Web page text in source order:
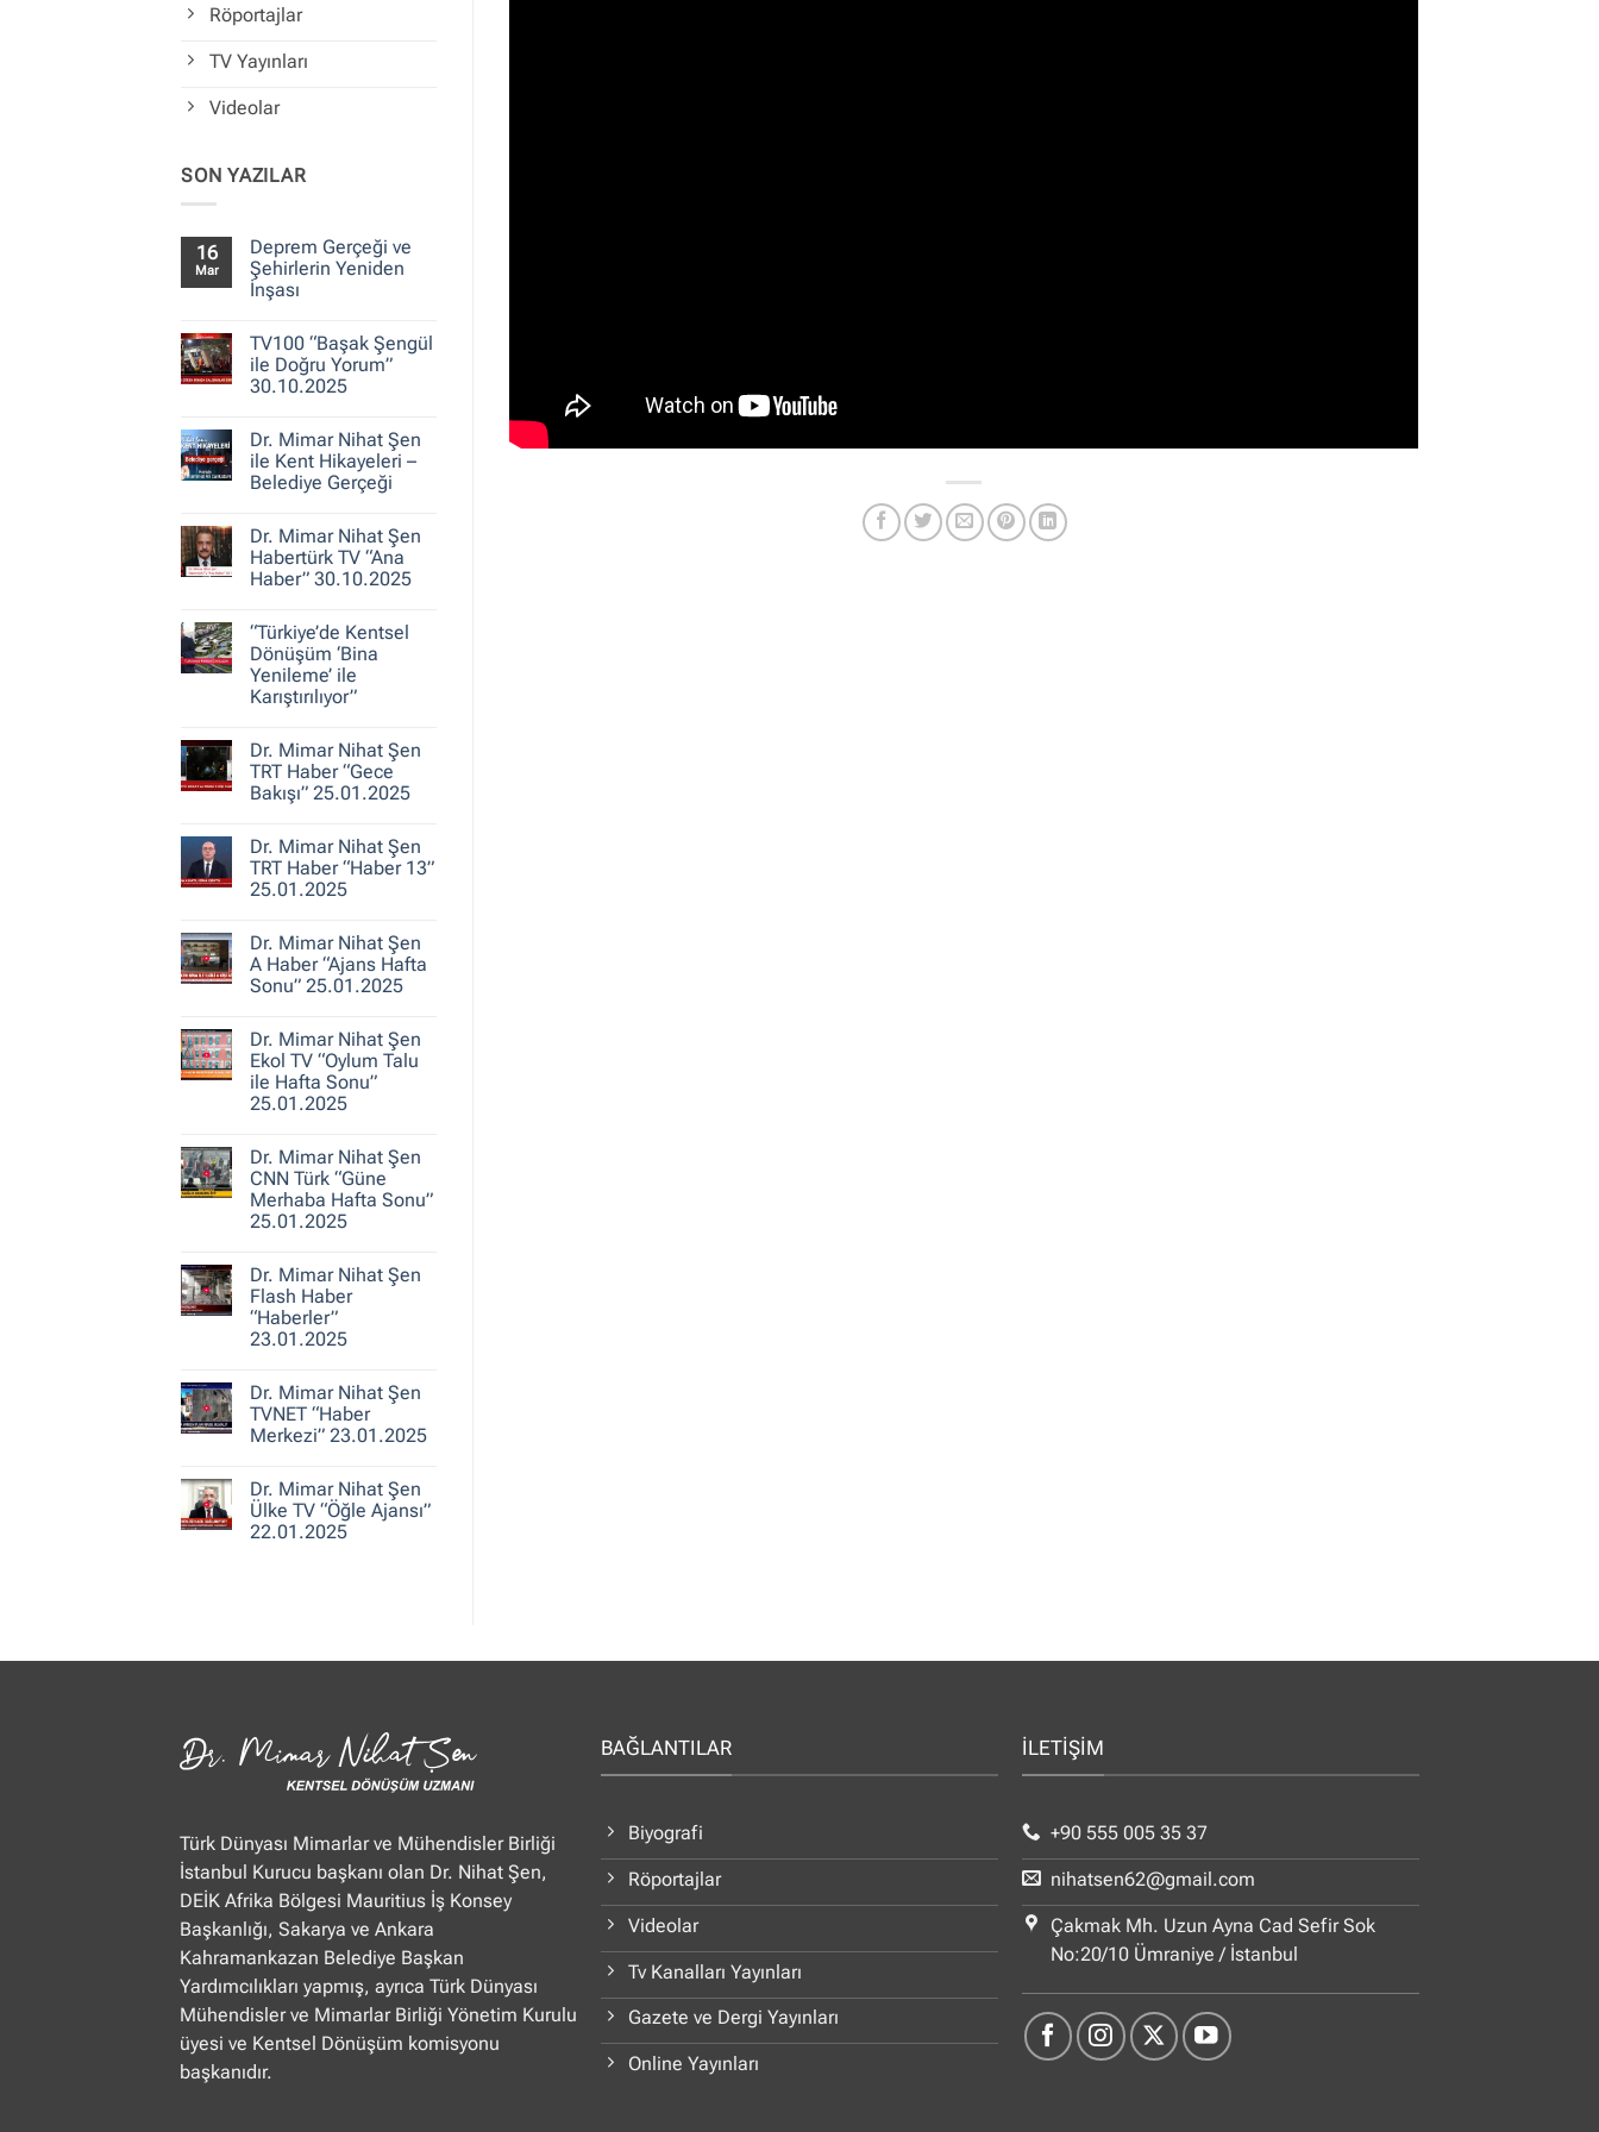
Röportajlar
TV Yayınları
Videolar
SON YAZILAR
16
Mar
Deprem Gerçeği ve
Şehirlerin Yeniden
İnşası
Deprem
Gerçeği
ve
Şehirlerin
TV100 “Başak Şengül
ile Doğru Yorum”
30.10.2025
TV100
“Başak
Şengül
ile
30.10.2025
Dr. Mimar Nihat Şen
ile Kent Hikayeleri –
Belediye Gerçeği
Dr.
Mimar
Nihat
Şen
Hikayeleri
–
Belediye
Gerçeği
Dr. Mimar Nihat Şen
Habertürk TV “Ana
Haber” 30.10.2025
Dr.
Mimar
Nihat
Şen
Habertürk
Haber”
30.10.2025
“Türkiye’de Kentsel
Dönüşüm ‘Bina
Yenileme’ ile
Karıştırılıyor”
“Türkiye’de
Kentsel
Dönüşüm
‘Bina
Karıştırılıyor”
Dr. Mimar Nihat Şen
TRT Haber “Gece
Bakışı” 25.01.2025
Dr.
Mimar
Nihat
Şen
“Gece
Bakışı”
25.01.2025
Dr. Mimar Nihat Şen
TRT Haber “Haber 13”
25.01.2025
Dr.
Mimar
Nihat
Şen
“Haber
13”
25.01.2025
Dr. Mimar Nihat Şen
A Haber “Ajans Hafta
Sonu” 25.01.2025
Dr.
Mimar
Nihat
Şen
A
Hafta
Sonu”
25.01.2025
Dr. Mimar Nihat Şen
Ekol TV “Oylum Talu
ile Hafta Sonu”
25.01.2025
Dr.
Mimar
Nihat
Şen
Ekol
Talu
ile
Hafta
Sonu”
25.01.2025
Dr. Mimar Nihat Şen
CNN Türk “Güne
Merhaba Hafta Sonu”
25.01.2025
Dr.
Mimar
Nihat
Şen
CNN
Merhaba
Hafta
Sonu”
25.01.2025
Dr. Mimar Nihat Şen
Flash Haber
“Haberler”
23.01.2025
Dr.
Mimar
Nihat
Şen
“Haberler”
23.01.2025
Dr. Mimar Nihat Şen
TVNET “Haber
Merkezi” 23.01.2025
Dr.
Mimar
Nihat
Şen
Dr. Mimar Nihat Şen
Ülke TV “Öğle Ajansı”
22.01.2025
TV
Türk Dünyası Mimarlar ve Mühendisler Birliği
İstanbul Kurucu başkanı olan Dr. Nihat Şen,
DEİK Afrika Bölgesi Mauritius İş Konsey
Başkanlığı, Sakarya ve Ankara
Kahramankazan Belediye Başkan
Yardımcılıkları yapmış, ayrıca Türk Dünyası
Mühendisler ve Mimarlar Birliği Yönetim Kurulu
üyesi ve Kentsel Dönüşüm komisyonu
başkanıdır.
BAĞLANTILAR
Biyografi
Röportajlar
Videolar
Tv Kanalları Yayınları
Gazete ve Dergi Yayınları
Online Yayınları
İLETİŞİM
+90 555 005 35 37
nihatsen62@gmail.com
Çakmak Mh. Uzun Ayna Cad Sefir Sok
No:20/10 Ümraniye / İstanbul